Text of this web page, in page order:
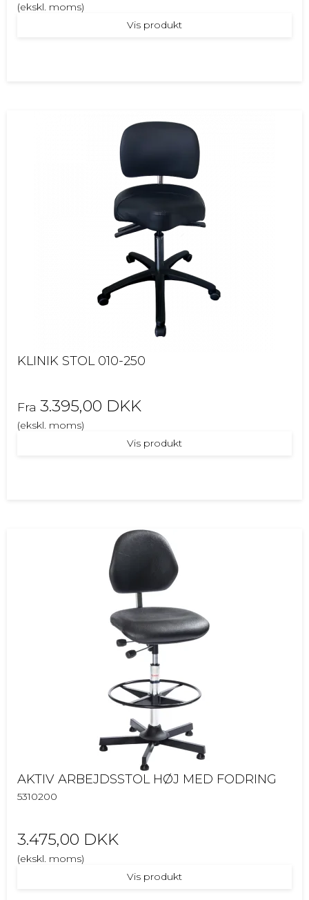
(ekskl. moms)
Vis produkt
KLINIK STOL 010-250
Fra 3.395,00 DKK
(ekskl. moms)
Vis produkt
AKTIV ARBEJDSSTOL HØJ MED FODRING
5310200
3.475,00 DKK
(ekskl. moms)
Vis produkt